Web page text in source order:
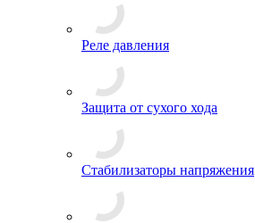
Реле давления
Защита от сухого хода
Стабилизаторы напряжения